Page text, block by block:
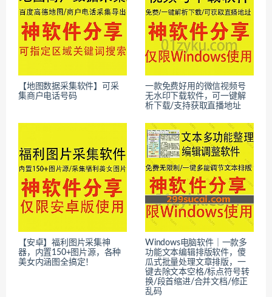
【地图数据采集软件】可采
集商户电话号码
一款免费好用的微信视频号
无水印下载软件，可一键解
析下载/支持获取直播地址
【安卓】福利图片采集神
器，内置150+图片源，各种
美女内涵图全搞定！
Windows电脑软件｜一款多
功能文本编辑排版软件，傻
瓜式批量处理文章排版，一
键去除文本空格/标点符号转
换/段首缩进/合并文档/修正
乱码